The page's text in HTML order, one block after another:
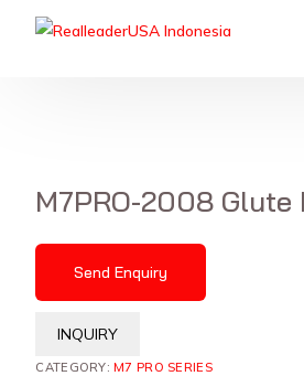
M7PRO-2008 Glute
Send Enquiry
INQUIRY
CATEGORY:M7 PRO SERIES